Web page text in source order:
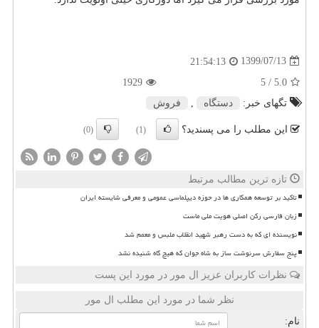
1399/07/13
21:54:13
5.0
/ 5
1929
تگهای خبر:
دستگاه , فروش
این مطلب را می پسندید؟ (1)
(0)
تازه ترین مطالب مرتبط
تاکید بر توسعه همکاری ها در حوزه دیپلماسی عمومی و معرفی شایسته ایران
زبان فارسی رکن اصلی هویت ملی ماست
نویسنده ای که به دست رهبر شهید انقلاب ملبس و معمم شد
پنج سفارش سرنوشت ساز به شاه جوان که هیچ گاه شنیده نشد
نظرات کاربران عزیز ال مور در مورد این پست
نظر شما در مورد این مطلب ال مور
نام: